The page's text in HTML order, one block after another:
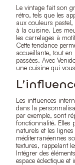
Le vintage fait son
rétro, tels que les
aux couleurs
à la cuisine. Les
les carrelages à
Cette tendance
accueillante, tout
passées. Avec
une cuisine qui
Les influences
dans la
par exemple, sont
fonctionnalité. Elles
naturels et les
méditerranéennes
textures, rappelant
Intégrer des
espace éclectique et